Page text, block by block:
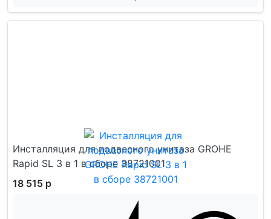
Инсталляция для подвесного унитаза GROHE
Rapid SL 3 в 1 в сборе 38721001
18 515 р